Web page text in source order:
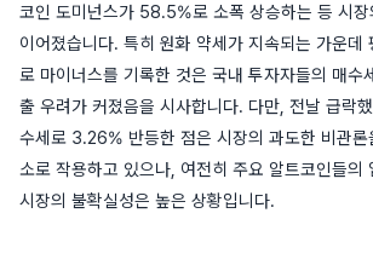
코인 도미넌스가 58.5%로 소폭 상승하는 등 시
이어졌습니다. 특히 원화 약세가 지속되는 가운
로 마이너스를 기록한 것은 국내 투자자들의 매수
출 우려가 커졌음을 시사합니다. 다만, 전날 급락
수세로 3.26% 반등한 점은 시장의 과도한 비관론
소로 작용하고 있으나, 여전히 주요 알트코인들의
시장의 불확실성은 높은 상황입니다.